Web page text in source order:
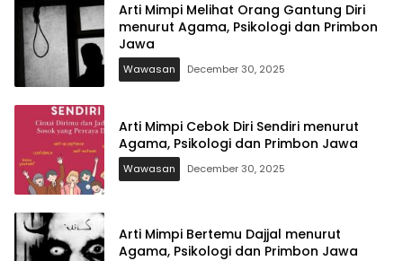
Arti Mimpi Melihat Orang Gantung Diri
menurut Agama, Psikologi dan Primbon
Jawa
Wawasan December 30, 2025
Arti Mimpi Cebok Diri Sendiri menurut
Agama, Psikologi dan Primbon Jawa
Wawasan December 30, 2025
Arti Mimpi Bertemu Dajjal menurut
Agama, Psikologi dan Primbon Jawa